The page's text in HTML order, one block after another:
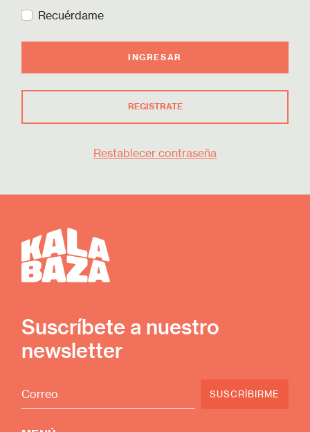
Recuérdame
INGRESAR
REGISTRATE
Restablecer contraseña
Suscríbete a nuestro
newsletter
SUSCRÍBIRME